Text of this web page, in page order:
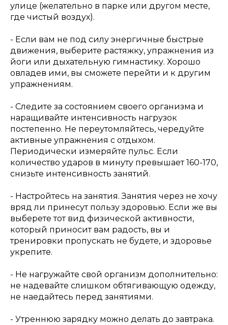
улице (желательно в парке или другом месте,
где чистый воздух).
- Если вам не под силу энергичные быстрые
движения, выберите растяжку, упражнения из
йоги или дыхательную гимнастику. Хорошо
овладев ими, вы сможете перейти и к другим
упражнениям.
- Следите за состоянием своего организма и
наращивайте интенсивность нагрузок
постепенно. Не переутомляйтесь, чередуйте
активные упражнения с отдыхом.
Периодически измеряйте пульс. Если
количество ударов в минуту превышает 160-170,
снизьте интенсивность занятий.
- Настройтесь на занятия. Занятия через не хочу
вряд ли принесут пользу здоровью. Если же вы
выберете тот вид физической активности,
который приносит вам радость, вы и
тренировки пропускать не будете, и здоровье
укрепите.
- Не нагружайте свой организм дополнительно:
не надевайте слишком обтягивающую одежду,
не наедайтесь перед занятиями.
- Утреннюю зарядку можно делать до завтрака.